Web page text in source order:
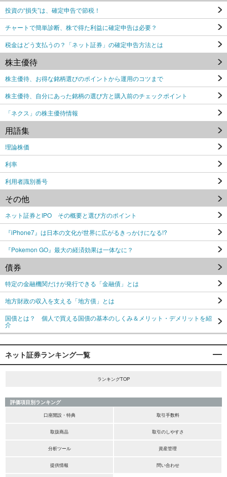
投資の“損失”は、確定申告で節税！
チャートで簡単診断、株で得た利益に確定申告は必要？
税金はどう支払うの？「ネット証券」の確定申告方法とは
株主優待
株主優待、お得な銘柄選びのポイントから運用のコツまで
株主優待、自分にあった銘柄の選び方と購入前のチェックポイント
「ネクス」の株主優待情報
用語集
理論株価
利率
利用者識別番号
その他
ネット証券とIPO その概要と選び方のポイント
『iPhone7』は日本の文化が世界に広がるきっかけになる!?
『Pokemon GO』最大の経済効果は一体なに？
債券
特定の金融機関だけが発行できる「金融債」とは
地方財政の収入を支える「地方債」とは
国債とは？ 個人で買える国債の基本のしくみ＆メリット・デメリットを紹
介
ネット証券ランキング一覧
ランキングTOP
評価項目別ランキング
口座開設・特典
取引手数料
取扱商品 取引のしやすさ
分析ツール 資産管理
提供情報 問い合わせ